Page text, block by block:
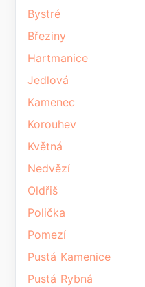
Bystré
Březiny
Hartmanice
Jedlová
Kamenec
Korouhev
Květná
Nedvězí
Oldřiš
Polička
Pomezí
Pustá Kamenice
Pustá Rybná